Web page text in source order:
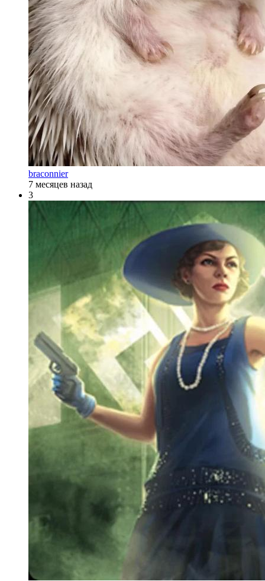
braconnier
7 месяцев назад
3